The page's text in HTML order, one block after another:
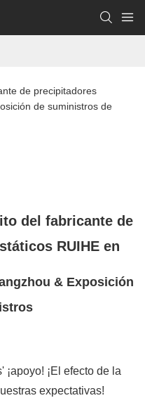
de precipitadores
de suministros de
del fabricante de
RUIHE en
& Exposición
¡El efecto de la
expectativas!